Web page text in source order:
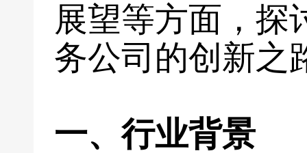
展望等方面，探
务公司的创新之
一、行业背景